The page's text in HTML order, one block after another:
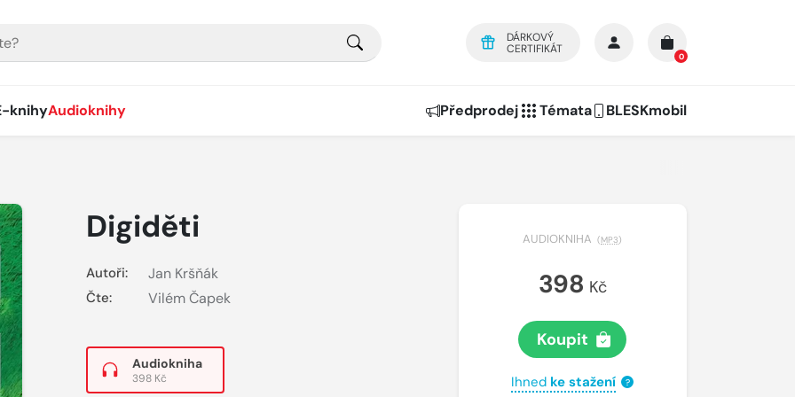
DÁRKOVÝ
CERTIFIKÁT
0
knihyAudioknihy Předprodej Témata BLESKmobil
Digiděti
Autoři: Jan Kršňák
Čte: Vilém Čapek
Audiokniha
398 Kč
AUDIOKNIHA (MP3)
398 Kč
Koupit
Ihned ke stažení ?